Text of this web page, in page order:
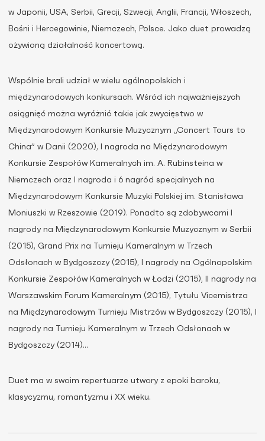
w Japonii, USA, Serbii, Grecji, Szwecji, Anglii, Francji, Włoszech,
Bośni i Hercegowinie, Niemczech, Polsce. Jako duet prowadzą
ożywioną działalność koncertową.
Wspólnie brali udział w wielu ogólnopolskich i
międzynarodowych konkursach. Wśród ich najważniejszych
osiągnięć można wyróżnić takie jak zwycięstwo w
Międzynarodowym Konkursie Muzycznym „Concert Tours to
China” w Danii (2020), I nagroda na Międzynarodowym
Konkursie Zespołów Kameralnych im. A. Rubinsteina w
Niemczech oraz I nagroda i 6 nagród specjalnych na
Międzynarodowym Konkursie Muzyki Polskiej im. Stanisława
Moniuszki w Rzeszowie (2019). Ponadto są zdobywcami I
nagrody na Międzynarodowym Konkursie Muzycznym w Serbii
(2015), Grand Prix na Turnieju Kameralnym w Trzech
Odsłonach w Bydgoszczy (2015), I nagrody na Ogólnopolskim
Konkursie Zespołów Kameralnych w Łodzi (2015), II nagrody na
Warszawskim Forum Kameralnym (2015), Tytułu Vicemistrza
na Międzynarodowym Turnieju Mistrzów w Bydgoszczy (2015), I
nagrody na Turnieju Kameralnym w Trzech Odsłonach w
Bydgoszczy (2014)…
Duet ma w swoim repertuarze utwory z epoki baroku,
klasycyzmu, romantyzmu i XX wieku.